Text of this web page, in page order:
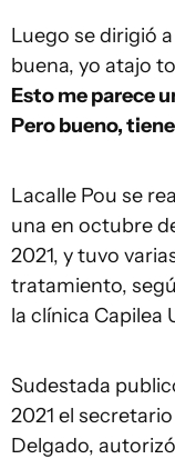
Luego se dirigió
buena, yo atajo
Esto me parece
Pero bueno,
Lacalle Pou se
una en octubre
2021, y tuvo
tratamiento,
la clínica Capilea
Sudestada
2021 el
Delgado,